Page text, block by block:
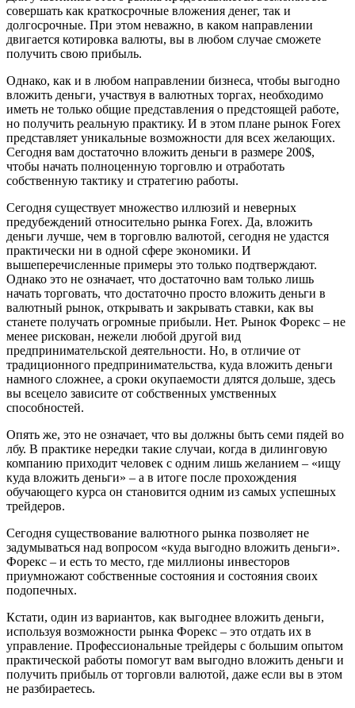
совершать как краткосрочные вложения денег, так и
долгосрочные. При этом неважно, в каком направлении
двигается котировка валюты, вы в любом случае сможете
получить свою прибыль.
Однако, как и в любом направлении бизнеса, чтобы выгодно
вложить деньги, участвуя в валютных торгах, необходимо
иметь не только общие представления о предстоящей работе,
но получить реальную практику. И в этом плане рынок Forex
представляет уникальные возможности для всех желающих.
Сегодня вам достаточно вложить деньги в размере 200$,
чтобы начать полноценную торговлю и отработать
собственную тактику и стратегию работы.
Сегодня существует множество иллюзий и неверных
предубеждений относительно рынка Forex. Да, вложить
деньги лучше, чем в торговлю валютой, сегодня не удастся
практически ни в одной сфере экономики. И
вышеперечисленные примеры это только подтверждают.
Однако это не означает, что достаточно вам только лишь
начать торговать, что достаточно просто вложить деньги в
валютный рынок, открывать и закрывать ставки, как вы
станете получать огромные прибыли. Нет. Рынок Форекс – не
менее рискован, нежели любой другой вид
предпринимательской деятельности. Но, в отличие от
традиционного предпринимательства, куда вложить деньги
намного сложнее, а сроки окупаемости длятся дольше, здесь
вы всецело зависите от собственных умственных
способностей.
Опять же, это не означает, что вы должны быть семи пядей во
лбу. В практике нередки такие случаи, когда в дилинговую
компанию приходит человек с одним лишь желанием – «ищу
куда вложить деньги» – а в итоге после прохождения
обучающего курса он становится одним из самых успешных
трейдеров.
Сегодня существование валютного рынка позволяет не
задумываться над вопросом «куда выгодно вложить деньги».
Форекс – и есть то место, где миллионы инвесторов
приумножают собственные состояния и состояния своих
подопечных.
Кстати, один из вариантов, как выгоднее вложить деньги,
используя возможности рынка Форекс – это отдать их в
управление. Профессиональные трейдеры с большим опытом
практической работы помогут вам выгодно вложить деньги и
получить прибыль от торговли валютой, даже если вы в этом
не разбираетесь.